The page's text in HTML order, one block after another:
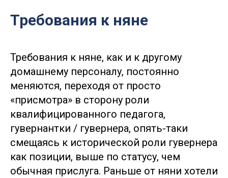
Требования к няне
Требования к няне, как и к другому
домашнему персоналу, постоянно
меняются, переходя от просто
«присмотра» в сторону роли
квалифицированного педагога,
гувернантки / гувернера, опять-таки
смещаясь к исторической роли гувернера
как позиции, выше по статусу, чем
обычная прислуга. Раньше от няни хотели